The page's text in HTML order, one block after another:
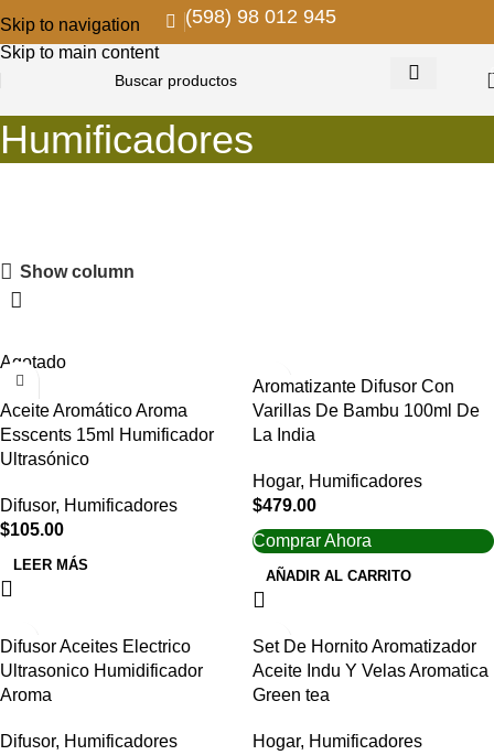
Skip to navigation
Skip to main content
(598) 98 012 945
Humificadores
Show column
Agotado
Aceite Aromático Aroma
Esscents 15ml Humificador
Ultrasónico
Difusor, Humificadores
$105.00
LEER MÁS
Aromatizante Difusor Con
Varillas De Bambu 100ml De
La India
Hogar, Humificadores
$479.00
Comprar Ahora
AÑADIR AL CARRITO
Difusor Aceites Electrico
Ultrasonico Humidificador
Aroma
Difusor, Humificadores
Set De Hornito Aromatizador
Aceite Indu Y Velas Aromatica
Green tea
Hogar, Humificadores